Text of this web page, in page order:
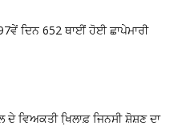
ਦਿਨ 652 ਥਾਈਂ ਹੋਈ ਛਾਪੇਮਾਰੀ
ਦੇ ਵਿਅਕਤੀ ਖਿ਼ਲਾਫ਼ ਜਿਨਸੀ ਸ਼ੋਸ਼ਣ ਦਾ